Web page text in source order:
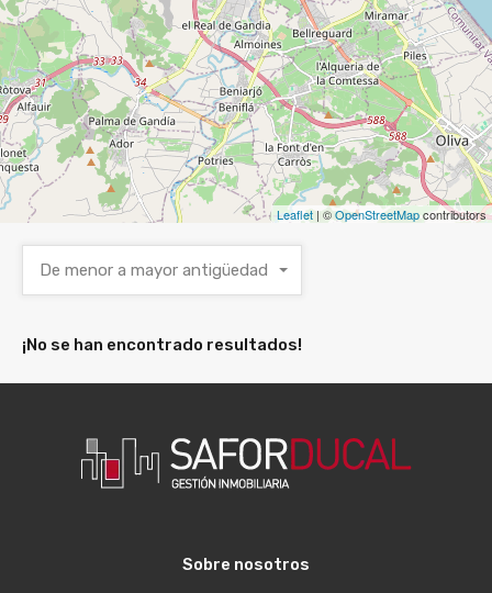
Leaflet | ©OpenStreetMapcontributors
De menor a mayor antigüedad
¡No se han encontrado resultados!
Sobre nosotros